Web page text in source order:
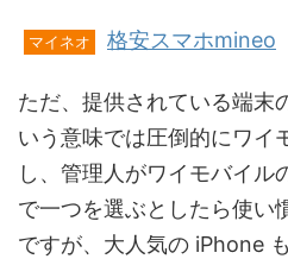
マイネオ 格安スマホmineo
ただ、提供されている端末
いう意味では圧倒的にワイ
し、管理人がワイモバイル
で一つを選ぶとしたら使い
ですが、大人気の iPhone